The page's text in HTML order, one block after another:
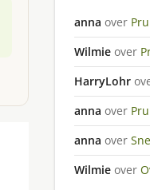
anna over
Wilmie over
HarryLohr
anna over
anna over
Wilmie over